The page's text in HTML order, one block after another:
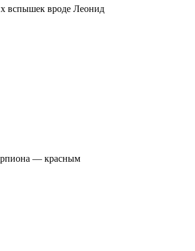
вспышек вроде Леонид
— красным